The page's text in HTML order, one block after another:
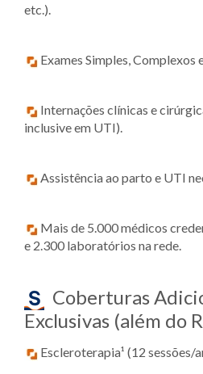
etc.).
Exames Simples, Complexos
Internações clínicas e
inclusive em UTI).
Assistência ao parto e UTI
Mais de 5.000 médicos
e 2.300 laboratórios na rede.
Coberturas
Exclusivas (além do
Escleroterapia¹ (12 sessões/